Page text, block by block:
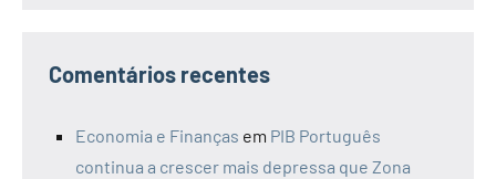
Comentários recentes
Economia e Finanças em PIB Português
continua a crescer mais depressa que Zona